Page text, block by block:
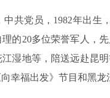
党员，1982年出生
的20多位荣誉军人，
湿地等，陪送远赴昆
幸福出发》节目和黑